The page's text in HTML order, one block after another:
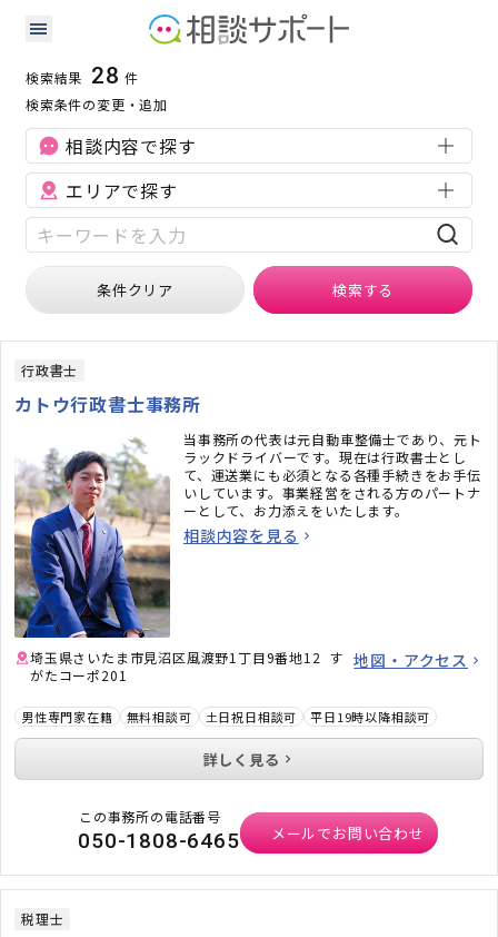
埼玉県の企業税務に強い専門家の検索結果
企業税務
検索結果 28 件
検索条件の変更・追加
相談内容で探す
エリアで探す
条件クリア 検索する
行政書士
カトウ行政書士事務所
当事務所の代表は元自動車整備士であり、元ト
ラックドライバーです。現在は行政書士とし
て、運送業にも必須となる各種手続きをお手伝
いしています。事業経営をされる方のパートナ
ーとして、お力添えをいたします。
相談内容を見る
埼玉県さいたま市見沼区風渡野1丁目9番地12 す
がたコーポ201
地図・アクセス
男性専門家在籍 無料相談可 土日祝日相談可 平日19時以降相談可
詳しく見る
この事務所の電話番号
050-1808-6465 メールでお問い合わせ
税理士